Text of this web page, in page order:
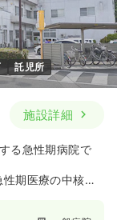
託児所
施設詳細
る急性期病院で
期医療の中核病